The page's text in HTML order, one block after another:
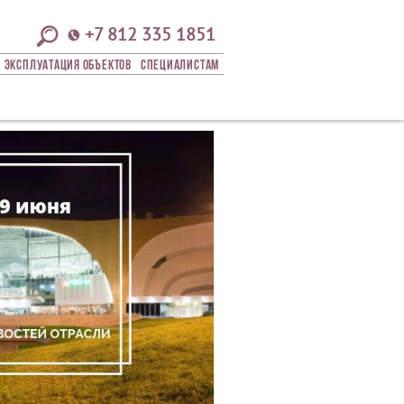
+7 812 335 1851
Эксплуатация Объектов СПЕЦИАЛИСТАМ